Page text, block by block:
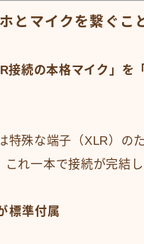
とマイクを繋ぐこ
接続の本格マイク」を
特殊な端子（XLR）の
れ一本で接続が完結し
標準付属